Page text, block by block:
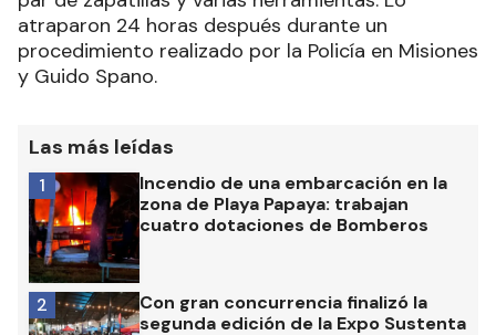
atraparon 24 horas después durante un
procedimiento realizado por la Policía en Misiones
y Guido Spano.
Las más leídas
Incendio de una embarcación en la
zona de Playa Papaya: trabajan
cuatro dotaciones de Bomberos
1
Con gran concurrencia finalizó la
segunda edición de la Expo Sustenta
2